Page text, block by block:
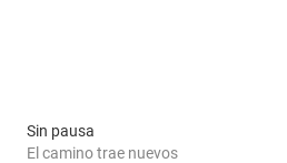
Sin pausa
El camino trae nuevos